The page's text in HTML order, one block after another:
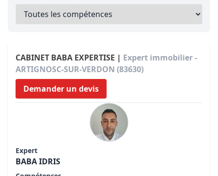
CABINET BABA EXPERTISE | Expert immobilier -
ARTIGNOSC-SUR-VERDON (83630)
Demander un devis
Expert
BABA IDRIS